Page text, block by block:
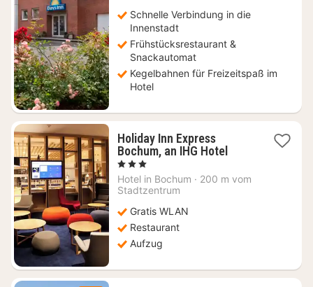
€
Schnelle Verbindung in die
Innenstadt
Frühstücksrestaurant &
Snackautomat
Kegelbahnen für Freizeitspaß im
Hotel
Holiday Inn Express
Bochum, an IHG Hotel1
ab
, 3 Sterne
Hotel in Bochum · 200 m vom
Stadtzentrum
Gratis WLAN
Restaurant
Aufzug